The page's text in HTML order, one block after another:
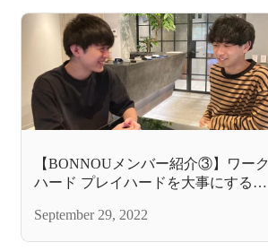
【BONNOUメンバー紹介③】ワーク
ハード プレイハードを大事にするス
語る社風とは！？
September 29, 2022